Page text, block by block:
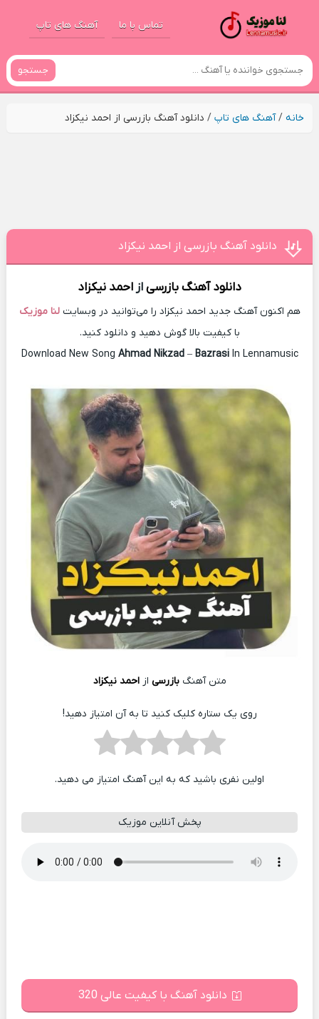
تماس با ما آهنگ های تاپ
جستجو
خانه/آهنگ های تاپ/ دانلود آهنگ بازرسی از احمد نیکزاد
دانلود آهنگ بازرسی از احمد نیکزاد
دانلود آهنگبازرسیازاحمد نیکزاد
هم اکنون آهنگ جدید احمد نیکزاد را می‌توانید در وبسایتلنا موزیک
با کیفیت بالا گوش دهید و دانلود کنید.
Download New Song Ahmad Nikzad– BazrasiIn Lennamusic
متن آهنگبازرسی ازاحمد نیکزاد
روی یک ستاره کلیک کنید تا به آن امتیاز دهید!
اولین نفری باشید که به این آهنگ امتیاز می دهید.
پخش آنلاین موزیک
دانلود آهنگ با کیفیت عالی 320